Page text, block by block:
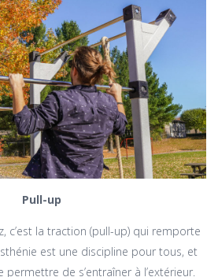
Pull-up
c’est la traction (pull-up) qui remporte
est une discipline pour tous, et
de s’entraîner à l’extérieur.